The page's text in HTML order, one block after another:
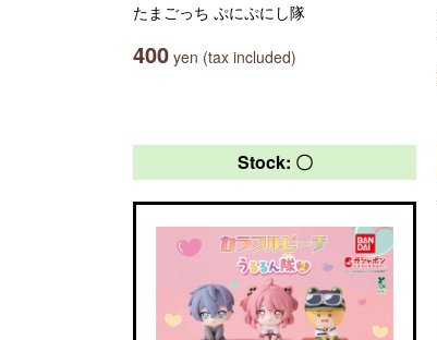
たまごっち ぷにぷにし隊
400 yen (tax included)
Stock: 〇